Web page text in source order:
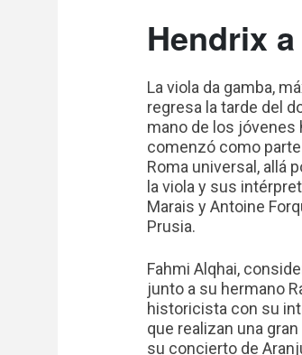
Hendrix
La viola da gamba,
regresa la tarde del
mano de los jóvenes
comenzó como
Roma universal, allá
la viola y sus
Marais y Antoine
Prusia.
Fahmi Alqhai,
junto a su hermano
historicista con su
que realizan una
su concierto de